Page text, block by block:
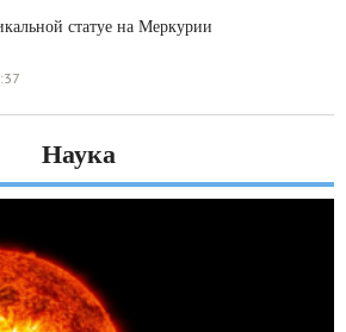
статуе на Меркурии
Наука